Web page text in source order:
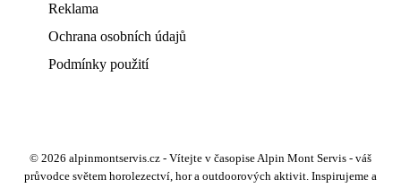
Reklama
Ochrana osobních údajů
Podmínky použití
© 2026 alpinmontservis.cz - Vítejte v časopise Alpin Mont Servis - váš
průvodce světem horolezectví, hor a outdoorových aktivit. Inspirujeme a